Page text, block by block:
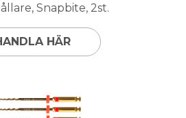
Snapbite, 2st.
HÄR